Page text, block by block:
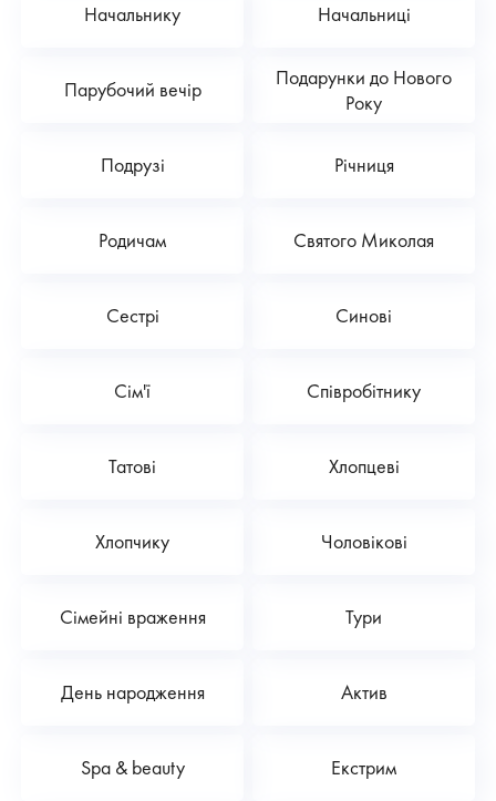
Начальнику Начальниці
Парубочий вечір
Подарунки до Нового
Року
Подрузі Річниця
Родичам Святого Миколая
Сестрі Синові
Сім'ї Співробітнику
Татові Хлопцеві
Хлопчику Чоловікові
Сімейні враження Тури
День народження Актив
Spa & beauty Екстрим